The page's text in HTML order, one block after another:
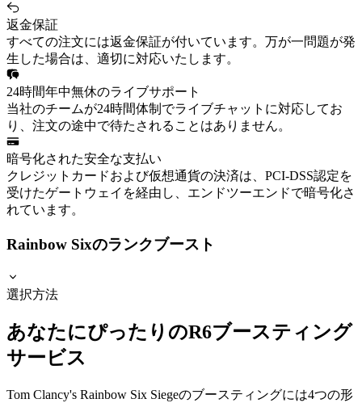
返金保証
すべての注文には返金保証が付いています。万が一問題が発
生した場合は、適切に対応いたします。
24時間年中無休のライブサポート
当社のチームが24時間体制でライブチャットに対応してお
り、注文の途中で待たされることはありません。
暗号化された安全な支払い
クレジットカードおよび仮想通貨の決済は、PCI-DSS認定を
受けたゲートウェイを経由し、エンドツーエンドで暗号化さ
れています。
Rainbow Sixのランクブースト
選択方法
あなたにぴったりのR6ブースティング
サービス
Tom Clancy's Rainbow Six Siegeのブースティングには4つの形